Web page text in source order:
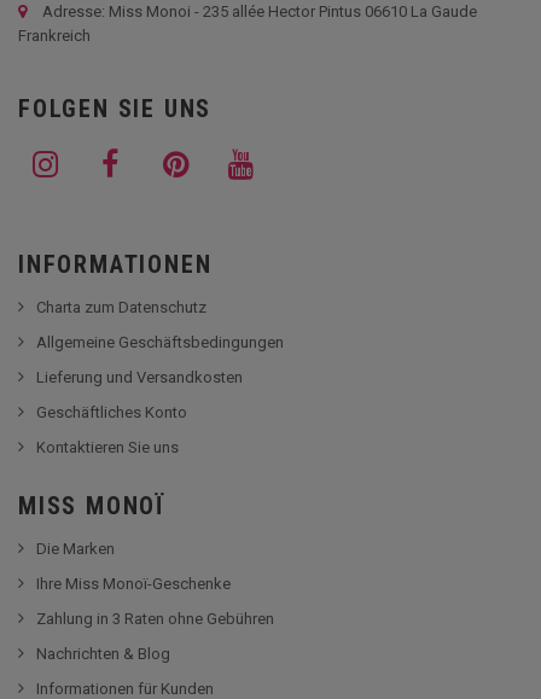
Adresse: Miss Monoi - 235 allée Hector Pintus 06610 La Gaude
Frankreich
FOLGEN SIE UNS
INFORMATIONEN
Charta zum Datenschutz
Allgemeine Geschäftsbedingungen
Lieferung und Versandkosten
Geschäftliches Konto
Kontaktieren Sie uns
MISS MONOÏ
Die Marken
Ihre Miss Monoï-Geschenke
Zahlung in 3 Raten ohne Gebühren
Nachrichten & Blog
Informationen für Kunden